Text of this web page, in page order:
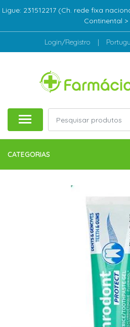
Ligue: 231512217 (Ch. rede fixa
Continental
Login/Registro |
CATEGORIAS